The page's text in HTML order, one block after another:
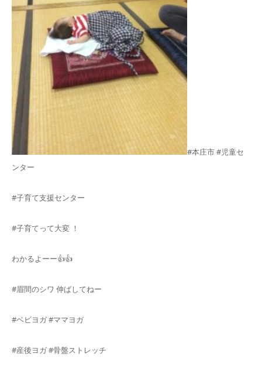
#本庄市 #児童セ
ンター
#子育て支援センター
#子育てって大変 ！
わかるよーー👍👍
#眉間のシワ 伸ばしてねー
#ベビヨガ #ママヨガ
#産後ヨガ #骨盤ストレッチ